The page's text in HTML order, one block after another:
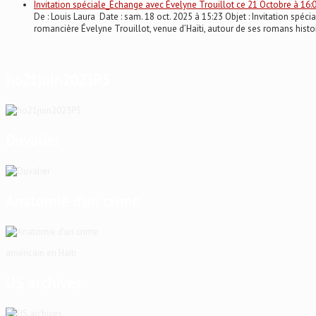
Invitation spéciale_Échange avec Évelyne Trouillot ce 21 Octobre à
De : Louis Laura Date : sam. 18 oct. 2025 à 15:23 Objet : Invitation
romancière Évelyne Trouillot, venue d’Haïti, autour de ses romans